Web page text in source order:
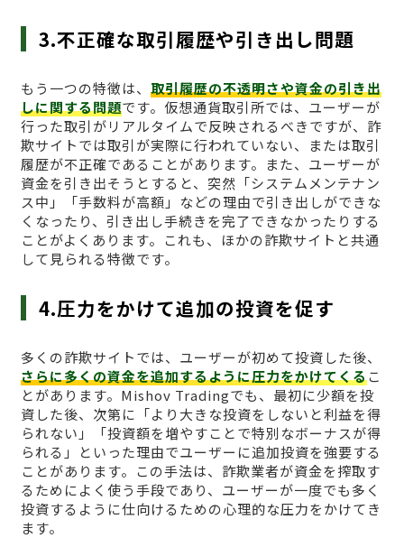
3.不正確な取引履歴や引き出し問題
もう一つの特徴は、 取引履歴の不透明さや資金の引き出
しに関する問題です。仮想通貨取引所では、ユーザーが
行った取引がリアルタイムで反映されるべきですが、詐
欺サイトでは取引が実際に行われていない、または取引
履歴が不正確であることがあります。また、ユーザーが
資金を引き出そうとすると、突然「システムメンテナン
ス中」「手数料が高額」などの理由で引き出しができな
くなったり、引き出し手続きを完了できなかったりする
ことがよくあります。これも、ほかの詐欺サイトと共通
して見られる特徴です。
4.圧力をかけて追加の投資を促す
多くの詐欺サイトでは、ユーザーが初めて投資した後、
さらに多くの資金を追加するように圧力をかけてくるこ
とがあります。Mishov Tradingでも、最初に少額を投
資した後、次第に「より大きな投資をしないと利益を得
られない」「投資額を増やすことで特別なボーナスが得
られる」といった理由でユーザーに追加投資を強要する
ことがあります。この手法は、詐欺業者が資金を搾取す
るためによく使う手段であり、ユーザーが一度でも多く
投資するように仕向けるための心理的な圧力をかけてき
ます。